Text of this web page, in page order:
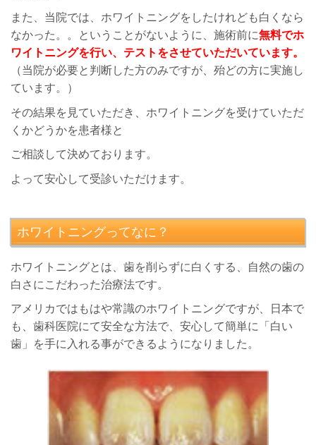
また、当院では、ホワイトニングをしたけれども白くなら
なかった。。ということがないように、施術前に無料でホ
ワイトニングを行い、テストをさせていただいています。
（当院が必要と判断した方のみですが、殆どの方に実施し
ています。）
その結果を見ていただき、ホワイトニングを受けていただ
くかどうかを患者様と
ご相談して決めております。
よって安心して受診いただけます。
ホワイトニングってなに？
ホワイトニングとは、歯を削らずに白くする、自然の歯の
白さにこだわった治療法です。
アメリカではもはや常識のホワイトニングですが、日本で
も、歯科医院にて安全な方法で、安心して簡単に「白い
歯」を手に入れる事ができるようになりました。